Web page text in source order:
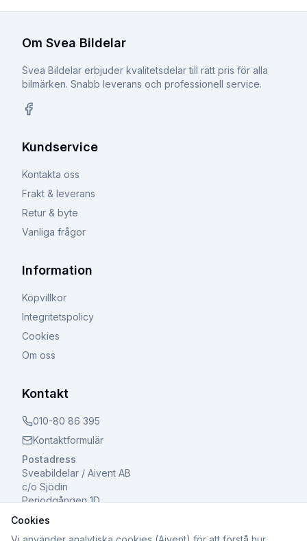
Om Svea Bildelar
Svea Bildelar erbjuder kvalitetsdelar till rätt pris för alla
bilmärken. Snabb leverans och professionell service.
Kundservice
Kontakta oss
Frakt & leverans
Retur & byte
Vanliga frågor
Information
Köpvillkor
Integritetspolicy
Cookies
Om oss
Kontakt
010-80 86 395
Kontaktformulär
Postadress
Sveabildelar / Aivent AB
c/o Sjödin
Periodgången 1D
611 37 Nyköping
Cookies